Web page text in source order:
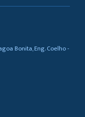
Bonita, Eng. Coelho -